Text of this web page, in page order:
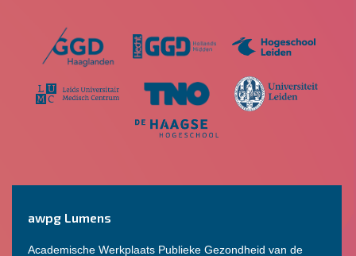
awpg Lumens
Academische Werkplaats Publieke Gezondheid van de